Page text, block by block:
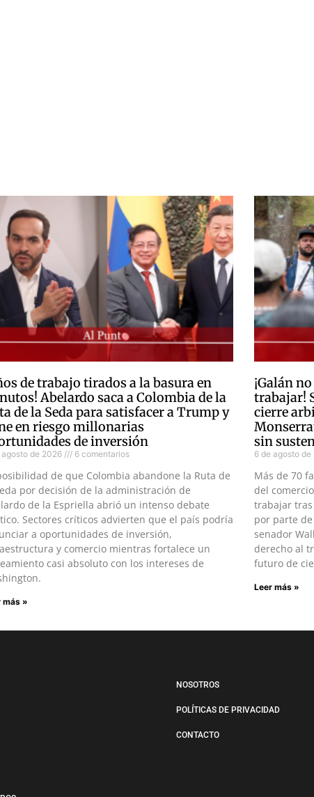
de trabajo tirados a la basura en
Abelardo saca a Colombia de la
de la Seda para satisfacer a Trump y
en riesgo millonarias
de inversión
agosto de 2026 6 comentarios
de que Colombia abandone la Ruta de
por decisión de la administración de
de la Espriella abrió un intenso debate
Sectores críticos advierten que el país podría
a oportunidades de inversión,
y comercio mientras fortalece un
casi absoluto con los intereses de
más »
¡Galán
trabajar!
cierre
sin
6 de agosto de
Más de 70
del
trabajar
por parte
senador
derecho al
futuro de
Leer más »
NOSOTROS
POLÍTICAS DE PRIVACIDAD
CONTACTO